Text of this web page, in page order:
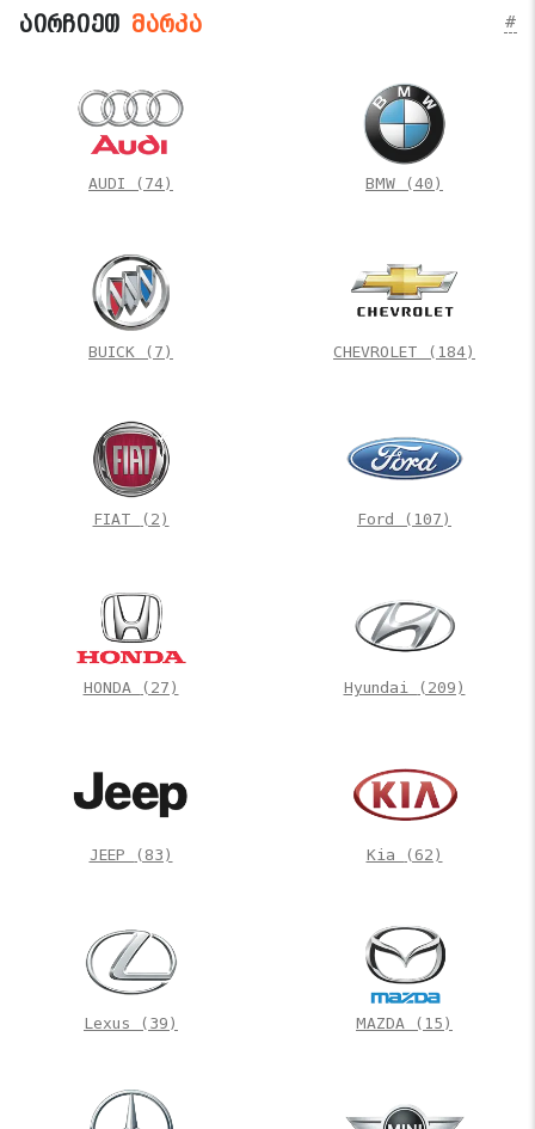
#
აირჩიეთ მარკა
AUDI (74) BMW (40)
BUICK (7) CHEVROLET (184)
FIAT (2) Ford (107)
HONDA (27) Hyundai (209)
JEEP (83) Kia (62)
Lexus (39) MAZDA (15)